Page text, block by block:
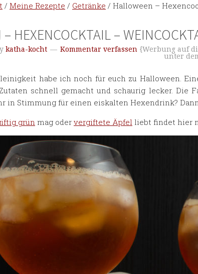
/ Meine Rezepte / Getränke / Halloween –
– HEXENCOCKTAIL –
katha-kocht Kommentar verfassen {Werbung auf
unter
habe ich noch für euch zu Halloween.
schnell gemacht und schaurig lecker. Die
in Stimmung für einen eiskalten Hexendrink?
grün mag oder vergiftete Äpfel liebt findet hier